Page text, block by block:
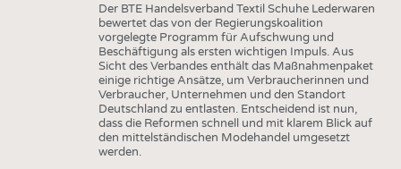
Der BTE Handelsverband Textil Schuhe Lederwaren
bewertet das von der Regierungskoalition
vorgelegte Programm für Aufschwung und
Beschäftigung als ersten wichtigen Impuls. Aus
Sicht des Verbandes enthält das Maßnahmenpaket
einige richtige Ansätze, um Verbraucherinnen und
Verbraucher, Unternehmen und den Standort
Deutschland zu entlasten. Entscheidend ist nun,
dass die Reformen schnell und mit klarem Blick auf
den mittelständischen Modehandel umgesetzt
werden.